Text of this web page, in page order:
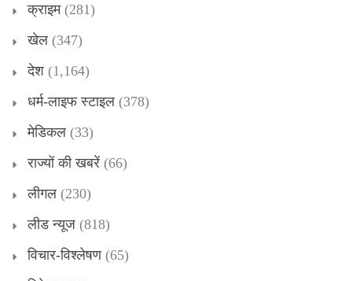
क्राइम(281)
खेल (347)
देश (1,164)
धर्म-लाइफ स्टाइल (378)
मेडिकल (33)
राज्यों की खबरें (66)
लीगल (230)
लीड न्यूज (818)
विचार-विश्लेषण(65)